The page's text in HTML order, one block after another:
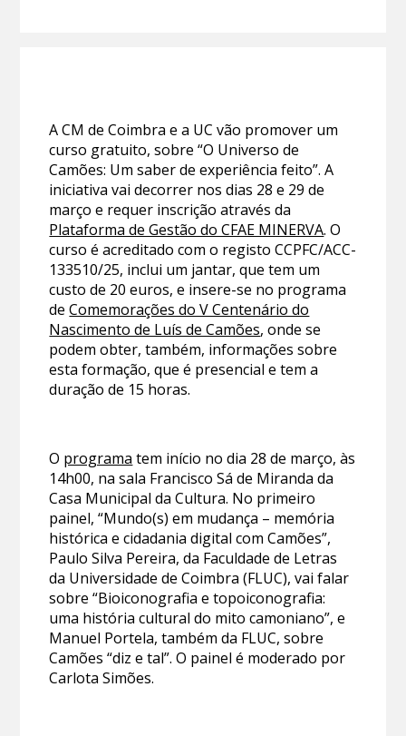
A CM de Coimbra e a UC vão promover um
curso gratuito, sobre “O Universo de
Camões: Um saber de experiência feito”. A
iniciativa vai decorrer nos dias 28 e 29 de
março e requer inscrição através da
Plataforma de Gestão do CFAE MINERVA. O
curso é acreditado com o registo CCPFC/ACC-
133510/25, inclui um jantar, que tem um
custo de 20 euros, e insere-se no programa
deComemorações do V Centenário do
Nascimento de Luís de Camões, onde se
podem obter, também, informações sobre
esta formação, que é presencial e tem a
duração de 15 horas.
O programa tem início no dia 28 de março, às
14h00, na sala Francisco Sá de Miranda da
Casa Municipal da Cultura. No primeiro
painel, “Mundo(s) em mudança – memória
histórica e cidadania digital com Camões”,
Paulo Silva Pereira, da Faculdade de Letras
da Universidade de Coimbra (FLUC), vai falar
sobre “Bioiconografia e topoiconografia:
uma história cultural do mito camoniano”, e
Manuel Portela, também da FLUC, sobre
Camões “diz e tal”. O painel é moderado por
Carlota Simões.